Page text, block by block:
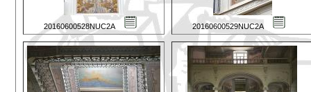
20160600528NUC2A 20160600529NUC2A